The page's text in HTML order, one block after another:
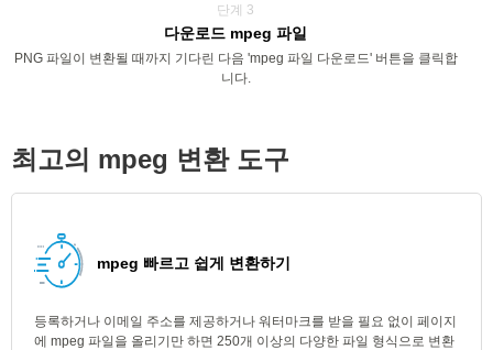
단계 3
다운로드 mpeg 파일
PNG 파일이 변환될 때까지 기다린 다음 'mpeg 파일 다운로드' 버튼을 클릭합
니다.
최고의 mpeg 변환 도구
mpeg 빠르고 쉽게 변환하기
등록하거나 이메일 주소를 제공하거나 워터마크를 받을 필요 없이 페이지
에 mpeg 파일을 올리기만 하면 250개 이상의 다양한 파일 형식으로 변환